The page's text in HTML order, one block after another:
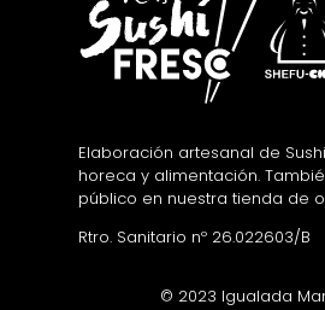
Elaboración artesanal de
horeca y alimentación.
público en nuestra tienda de
Rtro. Sanitario nº 26.022603/B
© 2023 Igualada